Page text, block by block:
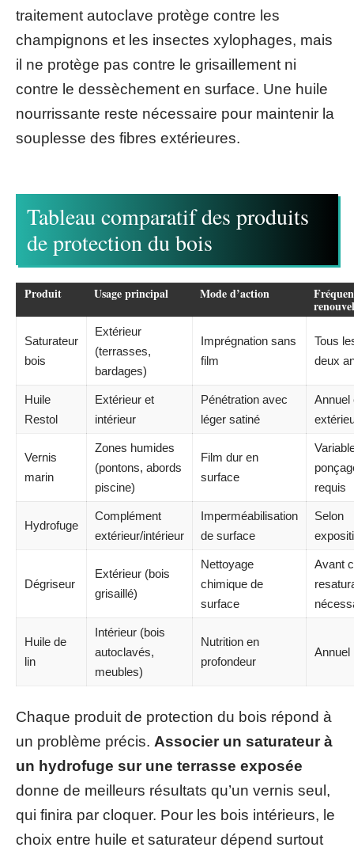
traitement autoclave protège contre les
champignons et les insectes xylophages, mais
il ne protège pas contre le grisaillement ni
contre le dessèchement en surface. Une huile
nourrissante reste nécessaire pour maintenir la
souplesse des fibres extérieures.
Tableau comparatif des produits
de protection du bois
Produit Usage principal Mode d’action
Saturateur
bois
Extérieur
(terrasses,
bardages)
Imprégnation sans
film
Tous
deux
Huile
Restol
Extérieur et
intérieur
Pénétration avec
léger satiné
Annuel
Vernis
marin
Zones humides
(pontons, abords
piscine)
Film dur en
surface
requis
Hydrofuge
Complément
extérieur/intérieur
Imperméabilisation
de surface
Selon
Dégriseur
Extérieur (bois
grisaillé)
Nettoyage
chimique de
surface
Avant
Huile de
lin
Intérieur (bois
autoclavés,
meubles)
Nutrition en
profondeur
Annuel
Chaque produit de protection du bois répond à
un problème précis. Associer un saturateur à
un hydrofuge sur une terrasse exposée
donne de meilleurs résultats qu’un vernis seul,
qui finira par cloquer. Pour les bois intérieurs, le
choix entre huile et saturateur dépend surtout